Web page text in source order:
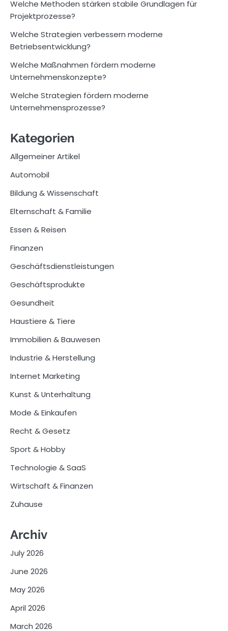
Welche Methoden stärken stabile Grundlagen für
Projektprozesse?
Welche Strategien verbessern moderne
Betriebsentwicklung?
Welche Maßnahmen fördern moderne
Unternehmenskonzepte?
Welche Strategien fördern moderne
Unternehmensprozesse?
Kategorien
Allgemeiner Artikel
Automobil
Bildung & Wissenschaft
Elternschaft & Familie
Essen & Reisen
Finanzen
Geschäftsdienstleistungen
Geschäftsprodukte
Gesundheit
Haustiere & Tiere
Immobilien & Bauwesen
Industrie & Herstellung
Internet Marketing
Kunst & Unterhaltung
Mode & Einkaufen
Recht & Gesetz
Sport & Hobby
Technologie & SaaS
Wirtschaft & Finanzen
Zuhause
Archiv
July 2026
June 2026
May 2026
April 2026
March 2026